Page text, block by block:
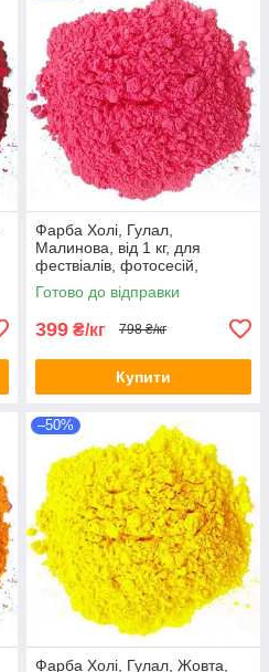
Фарба Холі, Гулал,
Малинова, від 1 кг, для
фествіалів, фотосесій,
дитячих свят Фарби холі
Готово до відправки
399 ₴/кг 798 ₴/кг
Купити
–50%
Фарба Холі, Гулал, Жовта,